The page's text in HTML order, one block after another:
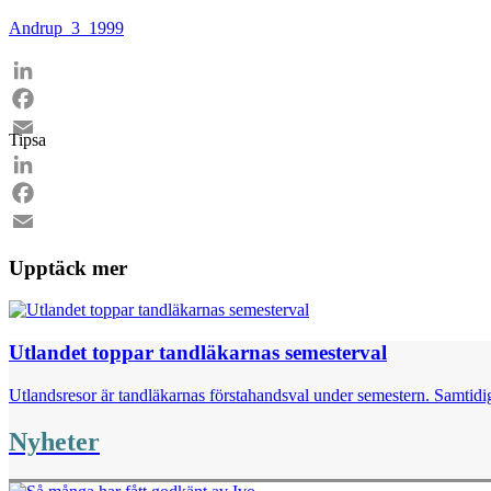
Andrup_3_1999
LinkedIn
Facebook
Email
Tipsa
LinkedIn
Facebook
Upptäck mer
Utlandet toppar tandläkarnas semesterval
Utlandsresor är tandläkarnas förstahandsval under semestern.
Nyheter